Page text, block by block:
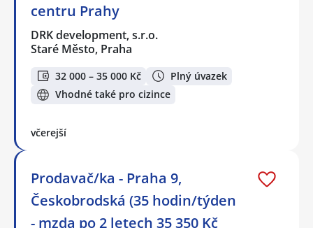
centru Prahy
DRK development, s.r.o.
Staré Město, Praha
32 000 – 35 000 Kč
Plný úvazek
Vhodné také pro cizince
včerejší
Prodavač/ka - Praha 9,
Českobrodská (35 hodin/týden
- mzda po 2 letech 35 350 Kč